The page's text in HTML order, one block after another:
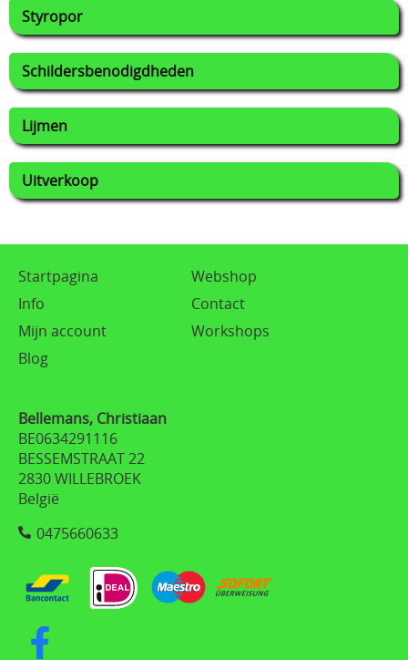
Styropor
Schildersbenodigdheden
Lijmen
Uitverkoop
Startpagina
Webshop
Info
Contact
Mijn account
Workshops
Blog
Bellemans, Christiaan
BE0634291116
BESSEMSTRAAT 22
2830 WILLEBROEK
België
0475660633